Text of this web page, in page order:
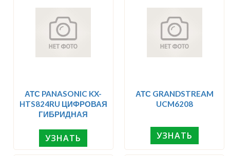
АТС PANASONIC KX-
HTS824RU ЦИФРОВАЯ
ГИБРИДНАЯ
УЗНАТЬ
АТС GRANDSTREAM
UCM6208
УЗНАТЬ